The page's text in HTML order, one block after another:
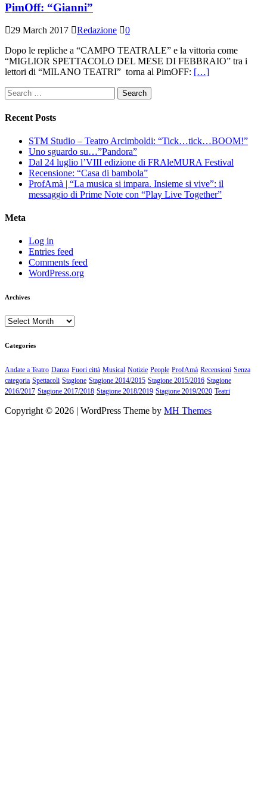
PimOff: “Gianni”
29 March 2017 Redazione
0
Dopo le repliche a “CAMPO TEATRALE” e la vittoria come
“MIGLIOR SPETTACOLO DEL MESE DI FEBBRAIO” tra i
lettori di “MILANO TEATRI” torna al PimOFF: […]
Search
for:
Recent Posts
STM Studio – Teatro Arcimboldi: “Tick…tick…BOOM!”
Uno sguardo su…”Pandora”
Dal 24 luglio l’VIII edizione di FRAleMURA Festival
Recensione: “Casa di bambola”
ProfAmà | “La musica si impara. Insieme si vive”: il
messaggio di Prime Note con “Play Live Together”
Meta
Log in
Entries feed
Comments feed
WordPress.org
Archives
Archives
Categories
Andate a Teatro Danza Fuori città Musical Notizie People ProfAmà Recensioni Senza
categoria Spettacoli Stagione Stagione 2014/2015 Stagione 2015/2016 Stagione
2016/2017 Stagione 2017/2018 Stagione 2018/2019 Stagione 2019/2020 Teatri
Copyright © 2026 | WordPress Theme by MH Themes